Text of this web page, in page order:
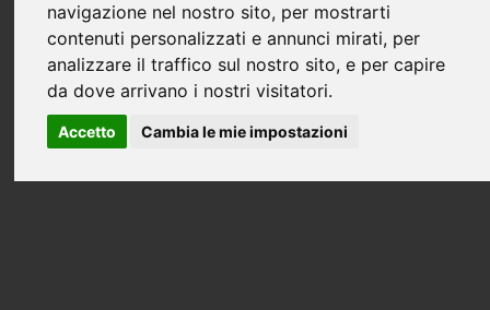
navigazione nel nostro sito, per mostrarti
contenuti personalizzati e annunci mirati, per
analizzare il traffico sul nostro sito, e per capire
da dove arrivano i nostri visitatori.
Accetto Cambia le mie impostazioni